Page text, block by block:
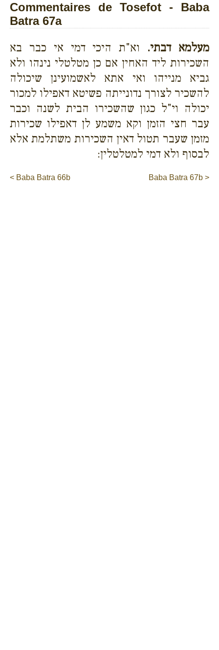
Commentaires de Tosefot - Baba
Batra 67a
מעלמא דבתי. וא"ת היכי דמי אי כבר בא
השכירות ליד האחין אם כן מטלטלי נינהו ולא
גביא מנייהו ואי אתא לאשמועינן שיכולה
להשכיר לצורך נדונייתה פשיטא דאפילו למכור
יכולה וי"ל כגון שהשכירו הבית לשנה וכבר
עבר חצי הזמן וקא משמע לן דאפילו שכירות
מזמן שעבר תטול דאין השכירות משתלמת אלא
לבסוף ולא דמי למטלטלין:
< Baba Batra 66b Baba Batra 67b >